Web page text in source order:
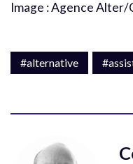
Image : Agence
#alternative